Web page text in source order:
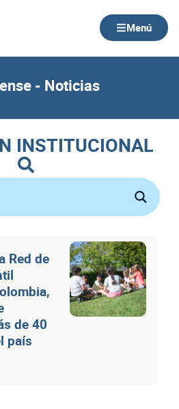
Menú
- Noticias
INSTITUCIONAL
Red de
de 40
país